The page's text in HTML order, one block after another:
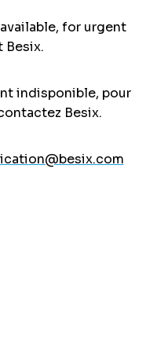
for urgent
Besix.
indisponible, pour
Besix.